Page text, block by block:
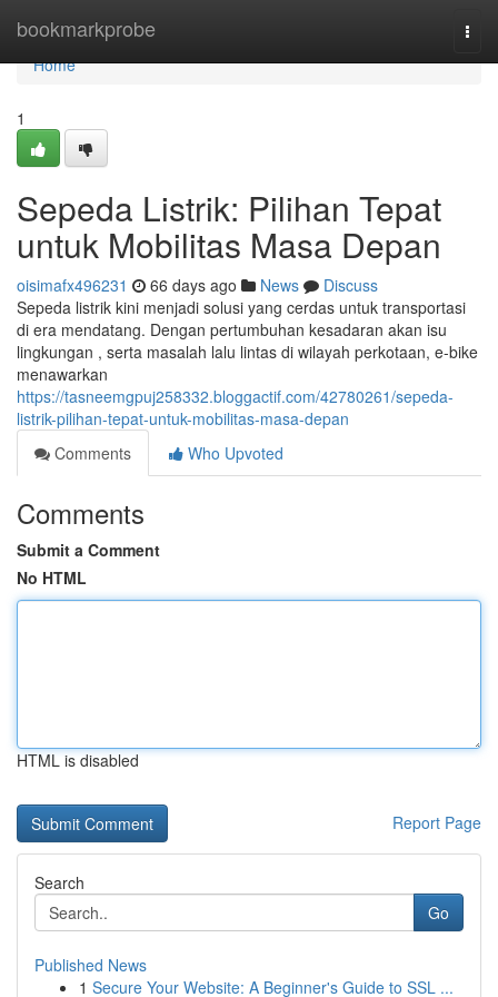
bookmarkprobe
Home
Home
1
Sepeda Listrik: Pilihan Tepat
untuk Mobilitas Masa Depan
oisimafx496231 66 days ago News
Discuss
Sepeda listrik kini menjadi solusi yang cerdas untuk transportasi
di era mendatang. Dengan pertumbuhan kesadaran akan isu
lingkungan , serta masalah lalu lintas di wilayah perkotaan, e-bike
menawarkan
https://tasneemgpuj258332.bloggactif.com/42780261/sepeda-
listrik-pilihan-tepat-untuk-mobilitas-masa-depan
Comments
Who Upvoted
Comments
Submit a Comment
No HTML
HTML is disabled
Report Page
Search
Go
Published News
1 Secure Your Website: A Beginner's Guide to SSL ...